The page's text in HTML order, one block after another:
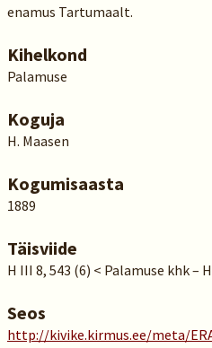
enamus Tartumaalt.
Kihelkond
Palamuse
Koguja
H. Maasen
Kogumisaasta
1889
Täisviide
H III 8, 543 (6) < Palamuse khk –
Seos
http://kivike.kirmus.ee/meta/